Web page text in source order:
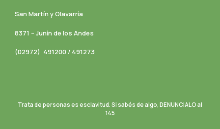
San Martín y Olavarría
8371 – Junín de los Andes
(02972) 491200 / 491273
Trata de personas es esclavitud. Si sabés de algo, DENUNCIALO al
145